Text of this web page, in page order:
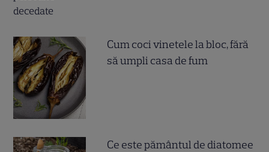
Cum coci vinetele la bloc, fără
să umpli casa de fum
Ce este pământul de diatomee